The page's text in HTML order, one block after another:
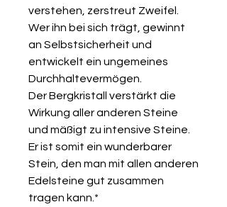
verstehen, zerstreut Zweifel.
Wer ihn bei sich trägt, gewinnt
an Selbstsicherheit und
entwickelt ein ungemeines
Durchhaltevermögen.
Der Bergkristall verstärkt die
Wirkung aller anderen Steine
und mäßigt zu intensive Steine.
Er ist somit ein wunderbarer
Stein, den man mit allen anderen
Edelsteine gut zusammen
tragen kann.*